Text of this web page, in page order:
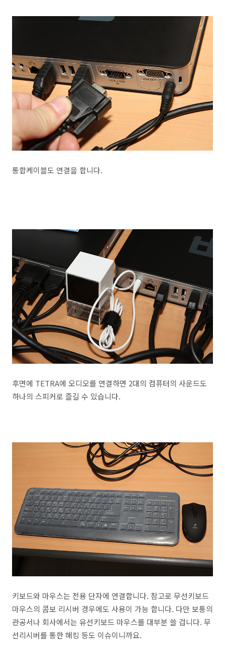
통합케이블도 연결을 합니다.
후면에 TETRA에 오디오를 연결하면 2대의 컴퓨터의 사운드도
하나의 스피커로 즐길 수 있습니다.
키보드와 마우스는 전용 단자에 연결합니다. 참고로 무선키보드
마우스의 콤보 리시버 경우에도 사용이 가능 합니다. 다만 보통의
관공서나 회사에서는 유선키보드 마우스를 대부분 쓸 겁니다. 무
선리시버를 통한 해킹 등도 이슈이니까요.